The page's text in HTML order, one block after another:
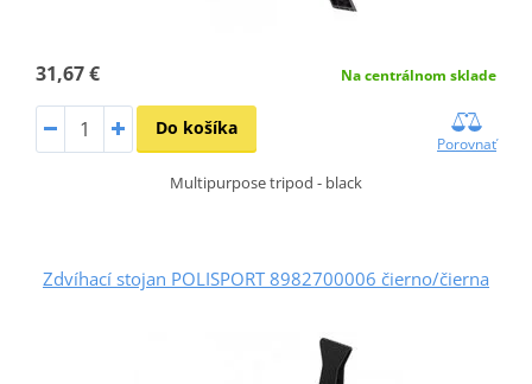
31,67 € Na centrálnom sklade
Do košíka
Porovnať
Multipurpose tripod - black
Zdvíhací stojan POLISPORT 8982700006 čierno/čierna